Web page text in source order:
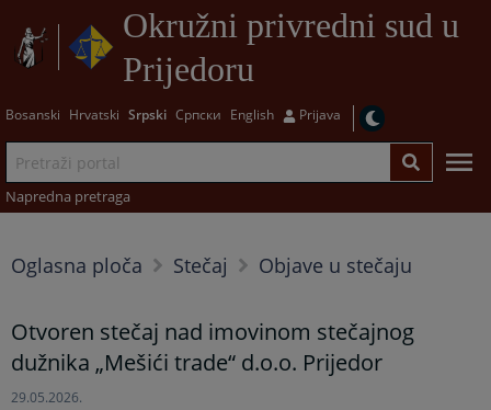
Okružni privredni sud u
Prijedoru
Bosanski Hrvatski Srpski Српски English Prijava
Napredna pretraga
Oglasna ploča Stečaj Objave u stečaju
Otvoren stečaj nad imovinom stečajnog
dužnika „Mešići trade“ d.o.o. Prijedor
29.05.2026.